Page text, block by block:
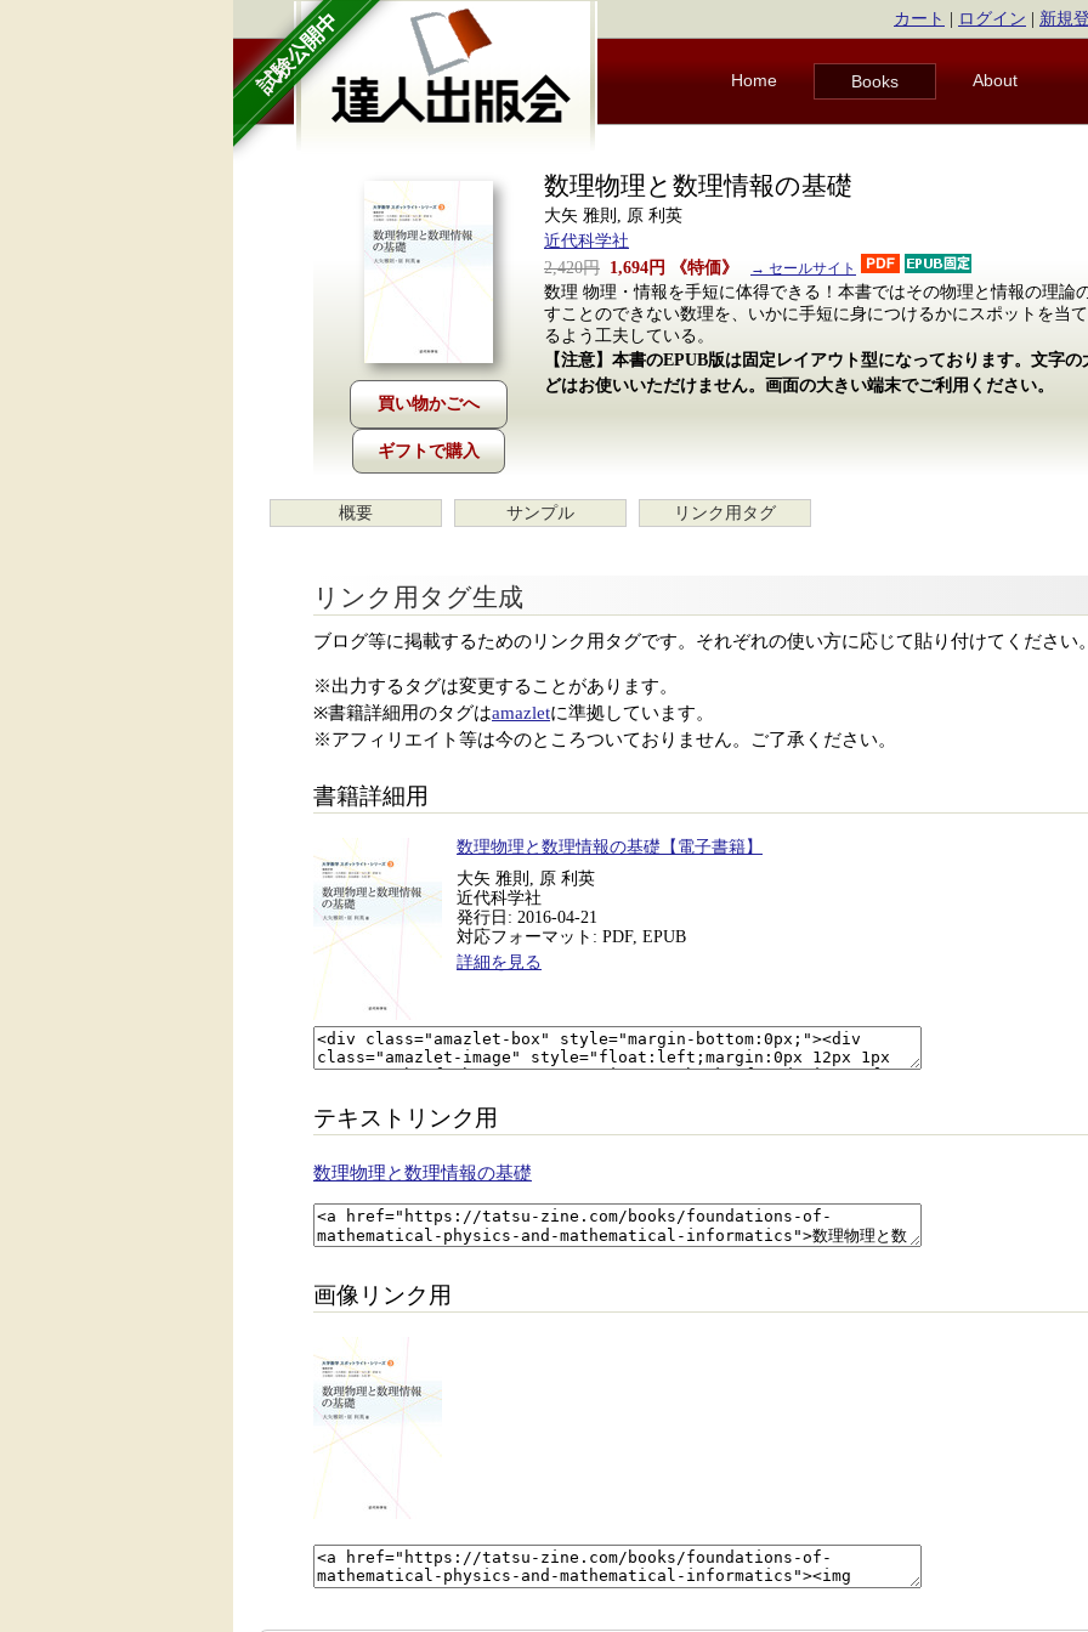
試験公開中 カート ログイン 新規
Home Books About
ギフトで購入
数理物理と数理情報の基礎
大矢 雅則, 原 利英
近代科学社
2,420円 1,694円 《特価》 → セールサイト
数理 物理・情報を手短に体得できる！本書ではその物理と情報の理論
すことのできない数理を、いかに手短に身につけるかにスポットを当
るよう工夫している。
【注意】本書のEPUB版は固定レイアウト型になっております。文字
どはお使いいただけません。画面の大きい端末でご利用ください。
概要 サンプル リンク用タグ
リンク用タグ生成
ブログ等に掲載するためのリンク用タグです。それぞれの使い方に応じて貼り付けてください
※出力するタグは変更することがあります。
※書籍詳細用のタグはamazletに準拠しています。
※アフィリエイト等は今のところついておりません。ご了承ください。
書籍詳細用
数理物理と数理情報の基礎【電子書籍】
大矢 雅則, 原 利英
近代科学社
発行日: 2016-04-21
対応フォーマット: PDF, EPUB
詳細を見る
テキストリンク用
数理物理と数理情報の基礎
画像リンク用